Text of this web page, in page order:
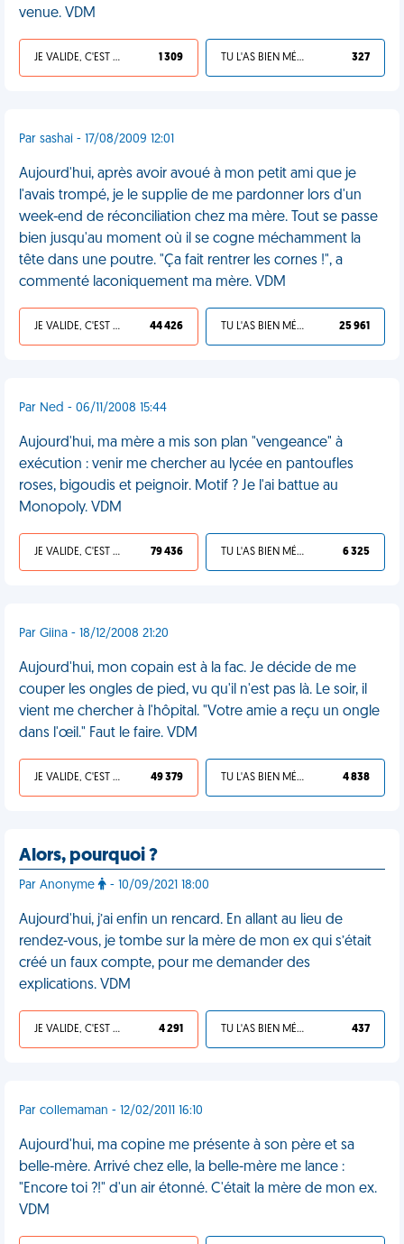
venue. VDM
JE VALIDE, C'EST UNE VDM 1 309 TU L'AS BIEN MÉRITÉ 327
Par sashai - 17/08/2009 12:01
Aujourd'hui, après avoir avoué à mon petit ami que je
l'avais trompé, je le supplie de me pardonner lors d'un
week-end de réconciliation chez ma mère. Tout se passe
bien jusqu'au moment où il se cogne méchamment la
tête dans une poutre. "Ça fait rentrer les cornes !", a
commenté laconiquement ma mère. VDM
JE VALIDE, C'EST UNE VDM 44 426 TU L'AS BIEN MÉRITÉ 25 961
Par Ned - 06/11/2008 15:44
Aujourd'hui, ma mère a mis son plan "vengeance" à
exécution : venir me chercher au lycée en pantoufles
roses, bigoudis et peignoir. Motif ? Je l'ai battue au
Monopoly. VDM
JE VALIDE, C'EST UNE VDM 79 436 TU L'AS BIEN MÉRITÉ 6 325
Par Giina - 18/12/2008 21:20
Aujourd'hui, mon copain est à la fac. Je décide de me
couper les ongles de pied, vu qu'il n'est pas là. Le soir, il
vient me chercher à l'hôpital. "Votre amie a reçu un ongle
dans l'œil." Faut le faire. VDM
JE VALIDE, C'EST UNE VDM 49 379 TU L'AS BIEN MÉRITÉ 4 838
Alors, pourquoi ?
Par Anonyme - 10/09/2021 18:00
Aujourd'hui, j’ai enfin un rencard. En allant au lieu de
rendez-vous, je tombe sur la mère de mon ex qui s’était
créé un faux compte, pour me demander des
explications. VDM
JE VALIDE, C'EST UNE VDM 4 291 TU L'AS BIEN MÉRITÉ 437
Par collemaman - 12/02/2011 16:10
Aujourd'hui, ma copine me présente à son père et sa
belle-mère. Arrivé chez elle, la belle-mère me lance :
"Encore toi ?!" d'un air étonné. C'était la mère de mon ex.
VDM